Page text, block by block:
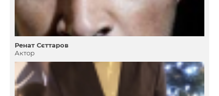
Ренат Сєттаров
Актор